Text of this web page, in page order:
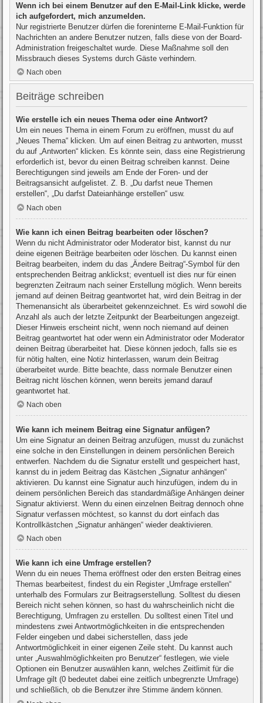
Wenn ich bei einem Benutzer auf den E-Mail-Link klicke, werde
ich aufgefordert, mich anzumelden.
Nur registrierte Benutzer dürfen die foreninterne E-Mail-Funktion für
Nachrichten an andere Benutzer nutzen, falls diese von der Board-
Administration freigeschaltet wurde. Diese Maßnahme soll den
Missbrauch dieses Systems durch Gäste verhindern.
Nach oben
Beiträge schreiben
Wie erstelle ich ein neues Thema oder eine Antwort?
Um ein neues Thema in einem Forum zu eröffnen, musst du auf
„Neues Thema“ klicken. Um auf einen Beitrag zu antworten, musst
du auf „Antworten“ klicken. Es könnte sein, dass eine Registrierung
erforderlich ist, bevor du einen Beitrag schreiben kannst. Deine
Berechtigungen sind jeweils am Ende der Foren- und der
Beitragsansicht aufgelistet. Z. B. „Du darfst neue Themen
erstellen“, „Du darfst Dateianhänge erstellen“ usw.
Nach oben
Wie kann ich einen Beitrag bearbeiten oder löschen?
Wenn du nicht Administrator oder Moderator bist, kannst du nur
deine eigenen Beiträge bearbeiten oder löschen. Du kannst einen
Beitrag bearbeiten, indem du das „Ändere Beitrag“-Symbol für den
entsprechenden Beitrag anklickst; eventuell ist dies nur für einen
begrenzten Zeitraum nach seiner Erstellung möglich. Wenn bereits
jemand auf deinen Beitrag geantwortet hat, wird dein Beitrag in der
Themenansicht als überarbeitet gekennzeichnet. Es wird sowohl die
Anzahl als auch der letzte Zeitpunkt der Bearbeitungen angezeigt.
Dieser Hinweis erscheint nicht, wenn noch niemand auf deinen
Beitrag geantwortet hat oder wenn ein Administrator oder Moderator
deinen Beitrag überarbeitet hat. Diese können jedoch, falls sie es
für nötig halten, eine Notiz hinterlassen, warum dein Beitrag
überarbeitet wurde. Bitte beachte, dass normale Benutzer einen
Beitrag nicht löschen können, wenn bereits jemand darauf
geantwortet hat.
Nach oben
Wie kann ich meinem Beitrag eine Signatur anfügen?
Um eine Signatur an deinen Beitrag anzufügen, musst du zunächst
eine solche in den Einstellungen in deinem persönlichen Bereich
entwerfen. Nachdem du die Signatur erstellt und gespeichert hast,
kannst du in jedem Beitrag das Kästchen „Signatur anhängen“
aktivieren. Du kannst eine Signatur auch hinzufügen, indem du in
deinem persönlichen Bereich das standardmäßige Anhängen deiner
Signatur aktivierst. Wenn du einen einzelnen Beitrag dennoch ohne
Signatur verfassen möchtest, so kannst du dort einfach das
Kontrollkästchen „Signatur anhängen“ wieder deaktivieren.
Nach oben
Wie kann ich eine Umfrage erstellen?
Wenn du ein neues Thema eröffnest oder den ersten Beitrag eines
Themas bearbeitest, findest du ein Register „Umfrage erstellen“
unterhalb des Formulars zur Beitragserstellung. Solltest du diesen
Bereich nicht sehen können, so hast du wahrscheinlich nicht die
Berechtigung, Umfragen zu erstellen. Du solltest einen Titel und
mindestens zwei Antwortmöglichkeiten in die entsprechenden
Felder eingeben und dabei sicherstellen, dass jede
Antwortmöglichkeit in einer eigenen Zeile steht. Du kannst auch
unter „Auswahlmöglichkeiten pro Benutzer“ festlegen, wie viele
Optionen ein Benutzer auswählen kann, welches Zeitlimit für die
Umfrage gilt (0 bedeutet dabei eine zeitlich unbegrenzte Umfrage)
und schließlich, ob die Benutzer ihre Stimme ändern können.